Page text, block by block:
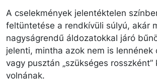
A cselekmények jelentéktelen
feltüntetése a rendkívüli súlyú, akár
nagyságrendű áldozatokkal járó
jelenti, mintha azok nem is lennének
vagy pusztán „szükséges rosszként”
volnának.